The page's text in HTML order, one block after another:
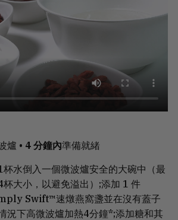
爐 • 4 分鐘內準備就緒
杯水倒入一個微波爐安全的大碗中（最
杯大小，以避免溢出）;添加 1 件
Swift™速燉燕窩盞並在沒有蓋子
況下高微波爐加熱4分鐘*;添加糖和其